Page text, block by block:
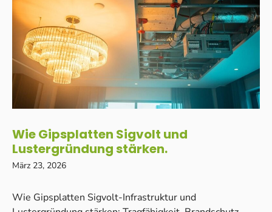
Wie Gipsplatten Sigvolt und
Lustergründung stärken.
März 23, 2026
Wie Gipsplatten Sigvolt-Infrastruktur und